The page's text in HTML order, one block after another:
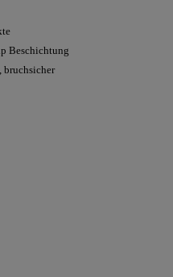
Beschichtung
bruchsicher